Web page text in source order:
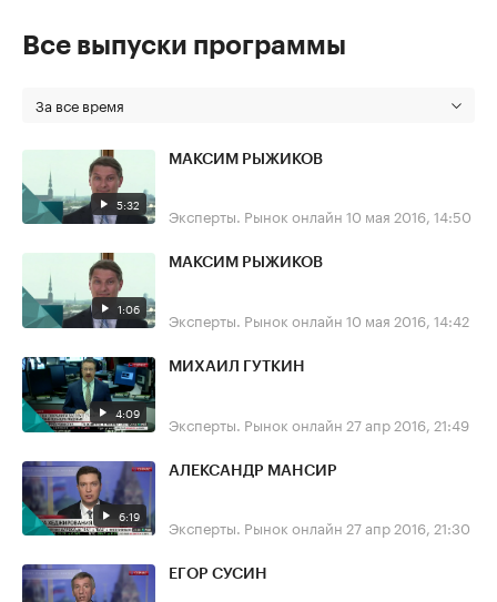
Все выпуски программы
За все время
5:32
МАКСИМ РЫЖИКОВ
Эксперты. Рынок онлайн 10 мая 2016, 14:50
1:06
МАКСИМ РЫЖИКОВ
Эксперты. Рынок онлайн 10 мая 2016, 14:42
4:09
МИХАИЛ ГУТКИН
Эксперты. Рынок онлайн 27 апр 2016, 21:49
6:19
АЛЕКСАНДР МАНСИР
Эксперты. Рынок онлайн 27 апр 2016, 21:30
ЕГОР СУСИН